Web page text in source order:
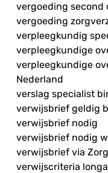
vergoeding second
vergoeding
verpleegkundig
verpleegkundige
verpleegkundige
Nederland
verslag specialist
verwijsbrief geldig
verwijsbrief nodig
verwijsbrief nodig
verwijsbrief via
verwijscriteria